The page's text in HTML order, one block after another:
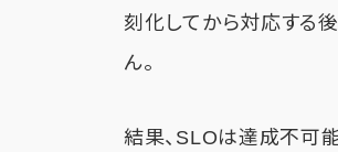
刻化してから対応する
ん。
結果、SLOは達成不可